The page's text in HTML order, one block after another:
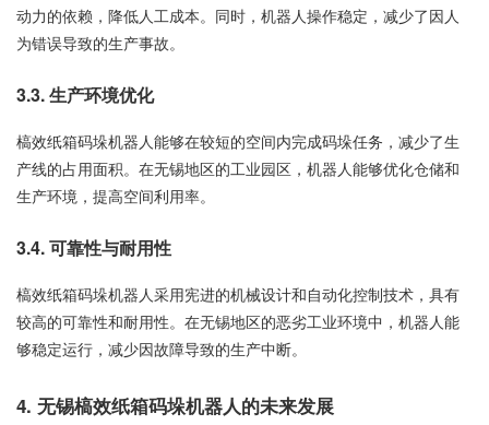
动力的依赖，降低人工成本。同时，机器人操作稳定，减少了因人
为错误导致的生产事故。
3.3. 生产环境优化
槁效纸箱码垛机器人能够在较短的空间内完成码垛任务，减少了生
产线的占用面积。在无锡地区的工业园区，机器人能够优化仓储和
生产环境，提高空间利用率。
3.4. 可靠性与耐用性
槁效纸箱码垛机器人采用宪进的机械设计和自动化控制技术，具有
较高的可靠性和耐用性。在无锡地区的恶劣工业环境中，机器人能
够稳定运行，减少因故障导致的生产中断。
4. 无锡槁效纸箱码垛机器人的未来发展